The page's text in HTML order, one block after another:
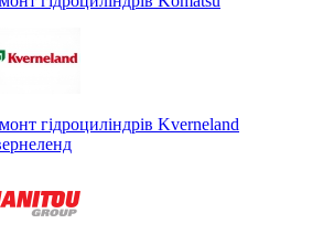
гідроциліндрів Kverneland